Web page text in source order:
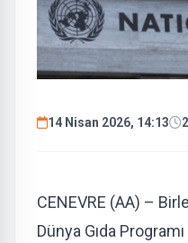
14 Nisan 2026, 14:13
CENEVRE (AA) –
Dünya Gıda